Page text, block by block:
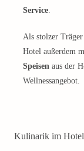
Service.
Als stolzer Träger
Hotel außerdem
Speisen aus der
Wellnessangebot.
Kulinarik im